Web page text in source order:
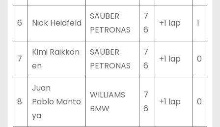
6 Nick Heidfeld
SAUBER
PETRONAS
7
6
+1 lap 1
7
Kimi Räikkön
en
SAUBER
PETRONAS
7
6
+1 lap 0
8
Juan
Pablo Monto
ya
WILLIAMS
BMW
7
6
+1 lap 0